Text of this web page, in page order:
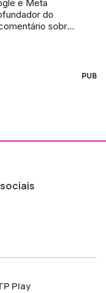
e Meta
do
sobre
PUB
ao
Play